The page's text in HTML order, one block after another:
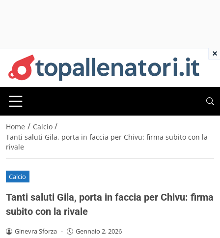
Home / Calcio /
Tanti saluti Gila, porta in faccia per Chivu: firma subito con la
rivale
Calcio
Tanti saluti Gila, porta in faccia per Chivu: firma
subito con la rivale
Ginevra Sforza - Gennaio 2, 2026
×